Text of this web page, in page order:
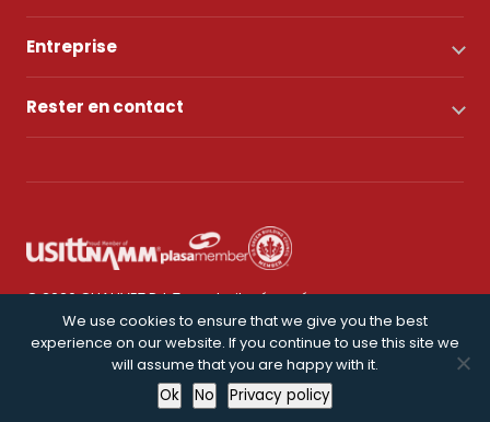
Entreprise
Rester en contact
© 2026 CHAUVET DJ. Tous droits réservés.
Politique de confidentialité
We use cookies to ensure that we give you the best
experience on our website. If you continue to use this site we
will assume that you are happy with it.
Ok
No Privacy policy